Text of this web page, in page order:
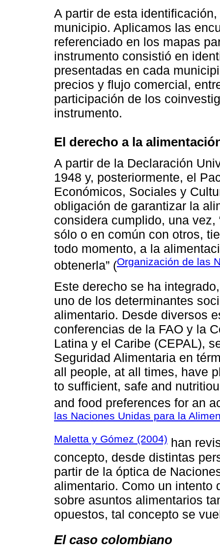
A partir de esta
municipio. Aplicamos las
referenciado en los mapas
instrumento consistió en
presentadas en cada
precios y flujo comercial,
participación de los
instrumento.
El derecho a la
A partir de la Declaración
1948 y, posteriormente, el
Económicos, Sociales y
obligación de garantizar la
considera cumplido, una
sólo o en común con otros,
todo momento, a la
obtenerla” (Organización de las
Este derecho se ha
uno de los determinantes
alimentario. Desde diversos
conferencias de la FAO y la
Latina y el Caribe (CEPAL),
Seguridad Alimentaria en
all people, at all times, have
to sufficient, safe and
and food preferences for an
las Naciones Unidas para la
Maletta y Gómez (2004) han
concepto, desde distintas
partir de la óptica de
alimentario. Como un intento
sobre asuntos alimentarios
opuestos, tal concepto se
El caso colombiano